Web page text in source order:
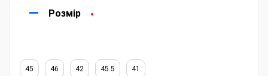
Розмір
45 46 42 45.5 41